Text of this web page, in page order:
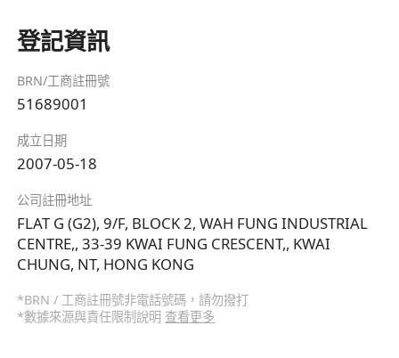
登記資訊
BRN/工商註冊號
51689001
成立日期
2007-05-18
公司註冊地址
FLAT G (G2), 9/F, BLOCK 2, WAH FUNG INDUSTRIAL
CENTRE,, 33-39 KWAI FUNG CRESCENT,, KWAI
CHUNG, NT, HONG KONG
*BRN / 工商註冊號非電話號碼，請勿撥打
*數據來源與責任限制說明 查看更多